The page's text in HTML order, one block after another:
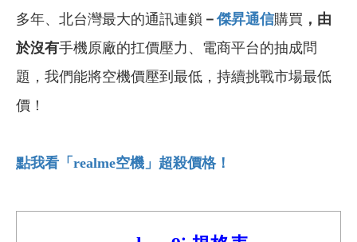
多年、北台灣最大的通訊連鎖 － 傑昇通信購買 ，由
於沒有手機原廠的扛價壓力、電商平台的抽成問
題，我們能將空機價壓到最低，持續挑戰市場最低
價！
點我看「realme空機」超殺價格！